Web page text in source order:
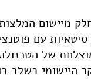
מיישום
עם
של
היישומי בשלב